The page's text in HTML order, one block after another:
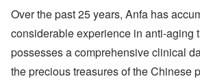
Over the past 25 years, Anfa has
considerable experience in anti-aging
possesses a comprehensive clinical
the precious treasures of the Chinese